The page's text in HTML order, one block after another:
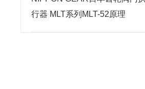
行器 MLT系列MLT-52原理